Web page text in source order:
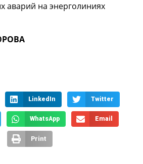
аварий на энерголиниях
LinkedIn Twitter
WhatsApp Email
Print